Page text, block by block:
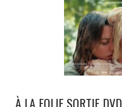
À LA FOLIE SORTIE DVD